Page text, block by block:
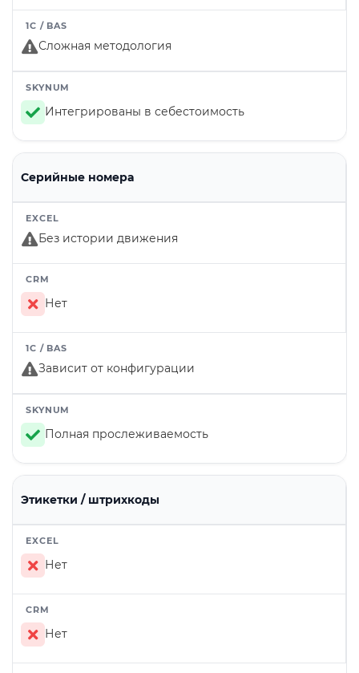
Сложная методология
Интегрированы в себестоимость
Серийные номера
Без истории движения
Нет
Зависит от конфигурации
Полная прослеживаемость
Этикетки / штрихкоды
Нет
Нет